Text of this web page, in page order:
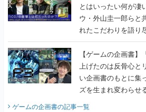
とはいったい何が凄
ウ・外山圭一郎らと
れたこだわりを語り
画書】
【ゲームの企画書】
上げたのは反骨心と
い企画書のもとに集
ズを生まれ変わらせ
ビュー】
ゲームの企画書の記事一覧